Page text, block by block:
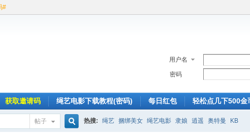
#
用户名
密码
获取邀请码 绳艺电影下载教程(密码) 每日红包 轻松点几下500金
帖子 热搜: 绳艺 捆绑美女 绳艺电影 隶娘 逍遥 奥特曼 KB